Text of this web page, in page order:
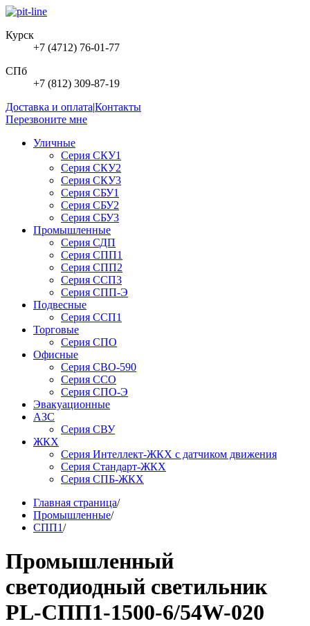
Курск
+7 (4712) 76-01-77
СПб
+7 (812) 309-87-19
Доставка и оплата|Контакты
Перезвоните мне
Уличные
Серия СКУ1
Серия СКУ2
Серия СКУ3
Серия СБУ1
Серия СБУ2
Серия СБУ3
Промышленные
Серия СДП
Серия СПП1
Серия СПП2
Серия ССП3
Серия СПП-Э
Подвесные
Серия ССП1
Торговые
Серия СПО
Офисные
Серия СВО-590
Серия ССО
Серия СПО-Э
Эвакуационные
АЗС
Серия СВУ
ЖКХ
Серия Интеллект-ЖКХ с датчиком движения
Серия Стандарт-ЖКХ
Серия СПБ-ЖКХ
Главная страница/
Промышленные/
СПП1/
Промышленный
светодиодный светильник
PL-СПП1-1500-6/54W-020